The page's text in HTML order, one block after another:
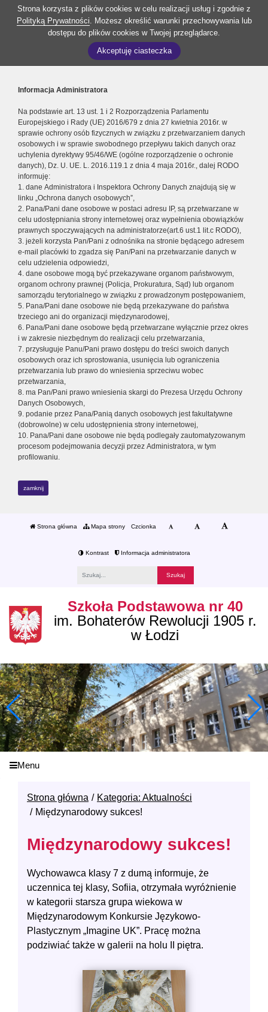
Strona korzysta z plików cookies w celu realizacji usług i zgodnie z
Polityką Prywatności. Możesz określić warunki przechowywania lub
dostępu do plików cookies w Twojej przeglądarce.
Akceptuję ciasteczka
Informacja Administratora
Na podstawie art. 13 ust. 1 i 2 Rozporządzenia Parlamentu
Europejskiego i Rady (UE) 2016/679 z dnia 27 kwietnia 2016r. w
sprawie ochrony osób fizycznych w związku z przetwarzaniem danych
osobowych i w sprawie swobodnego przepływu takich danych oraz
uchylenia dyrektywy 95/46/WE (ogólne rozporządzenie o ochronie
danych), Dz. U. UE. L. 2016.119.1 z dnia 4 maja 2016r., dalej RODO
informuję:
1. dane Administratora i Inspektora Ochrony Danych znajdują się w
linku „Ochrona danych osobowych”,
2. Pana/Pani dane osobowe w postaci adresu IP, są przetwarzane w
celu udostępniania strony internetowej oraz wypełnienia obowiązków
prawnych spoczywających na administratorze(art.6 ust.1 lit.c RODO),
3. jeżeli korzysta Pan/Pani z odnośnika na stronie będącego adresem
e-mail placówki to zgadza się Pan/Pani na przetwarzanie danych w
celu udzielenia odpowiedzi,
4. dane osobowe mogą być przekazywane organom państwowym,
organom ochrony prawnej (Policja, Prokuratura, Sąd) lub organom
samorządu terytorialnego w związku z prowadzonym postępowaniem,
5. Pana/Pani dane osobowe nie będą przekazywane do państwa
trzeciego ani do organizacji międzynarodowej,
6. Pana/Pani dane osobowe będą przetwarzane wyłącznie przez okres
i w zakresie niezbędnym do realizacji celu przetwarzania,
7. przysługuje Panu/Pani prawo dostępu do treści swoich danych
osobowych oraz ich sprostowania, usunięcia lub ograniczenia
przetwarzania lub prawo do wniesienia sprzeciwu wobec
przetwarzania,
8. ma Pan/Pani prawo wniesienia skargi do Prezesa Urzędu Ochrony
Danych Osobowych,
9. podanie przez Pana/Panią danych osobowych jest fakultatywne
(dobrowolne) w celu udostępnienia strony internetowej,
10. Pana/Pani dane osobowe nie będą podlegały zautomatyzowanym
procesom podejmowania decyzji przez Administratora, w tym
profilowaniu.
zamknij
Strona główna Mapa strony Czcionka
Kontrast Informacja administratora
Szkoła Podstawowa nr 40
im. Bohaterów Rewolucji 1905 r.
w Łodzi
Menu
Strona główna
Kategoria: Aktualności
Międzynarodowy sukces!
Międzynarodowy sukces!
Wychowawca klasy 7 z dumą informuje, że
uczennica tej klasy, Sofiia, otrzymała wyróżnienie
w kategorii starsza grupa wiekowa w
Międzynarodowym Konkursie Językowo-
Plastycznym „Imagine UK”. Pracę można
podziwiać także w galerii na holu II piętra.